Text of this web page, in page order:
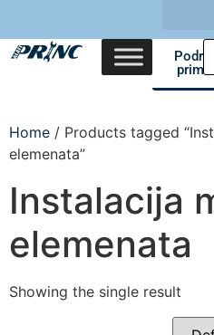
Home / Products tagged
elemenata”
Instalacija
elemenata
Showing the single result